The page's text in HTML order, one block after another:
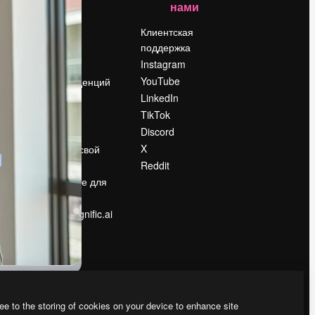
Вакансии
Поиск тенденций
Продайте свой
Помещение для
прессы
Ищете magnific.ai
нами
Клиентская
поддержка
Instagram
YouTube
LinkedIn
TikTok
Discord
X
Reddit
to the storing of cookies on your device to enhance site